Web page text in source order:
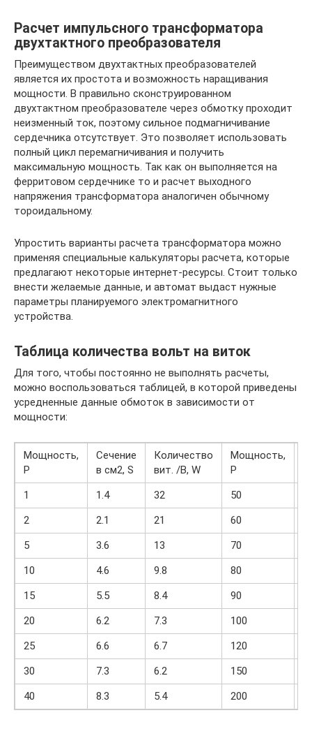
Расчет импульсного трансформатора
двухтактного преобразователя
Преимуществом двухтактных преобразователей
является их простота и возможность наращивания
мощности. В правильно сконструированном
двухтактном преобразователе через обмотку проходит
неизменный ток, поэтому сильное подмагничивание
сердечника отсутствует. Это позволяет использовать
полный цикл перемагничивания и получить
максимальную мощность. Так как он выполняется на
ферритовом сердечнике то и расчет выходного
напряжения трансформатора аналогичен обычному
тороидальному.
Упростить варианты расчета трансформатора можно
применяя специальные калькуляторы расчета, которые
предлагают некоторые интернет-ресурсы. Стоит только
внести желаемые данные, и автомат выдаст нужные
параметры планируемого электромагнитного
устройства.
Таблица количества вольт на виток
Для того, чтобы постоянно не выполнять расчеты,
можно воспользоваться таблицей, в которой приведены
усредненные данные обмоток в зависимости от
мощности:
Мощность,
P
Сечение
в см2, S
Количество
вит. /В, W
Мощность,
P
1
1.4 32 50
2
2.1 21 60
5
3.6 13 70
10
4.6 9.8 80
15
5.5 8.4 90
20
6.2 7.3 100
25
6.6 6.7 120
30
7.3 6.2 150
40
8.3 5.4 200